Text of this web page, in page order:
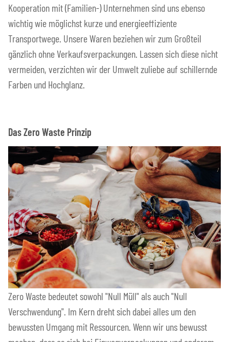
Kooperation mit (Familien-) Unternehmen sind uns ebenso
wichtig wie möglichst kurze und energieeffiziente
Transportwege. Unsere Waren beziehen wir zum Großteil
gänzlich ohne Verkaufsverpackungen. Lassen sich diese nicht
vermeiden, verzichten wir der Umwelt zuliebe auf schillernde
Farben und Hochglanz.
Das Zero Waste Prinzip
Zero Waste bedeutet sowohl "Null Müll" als auch "Null
Verschwendung". Im Kern dreht sich dabei alles um den
bewussten Umgang mit Ressourcen. Wenn wir uns bewusst